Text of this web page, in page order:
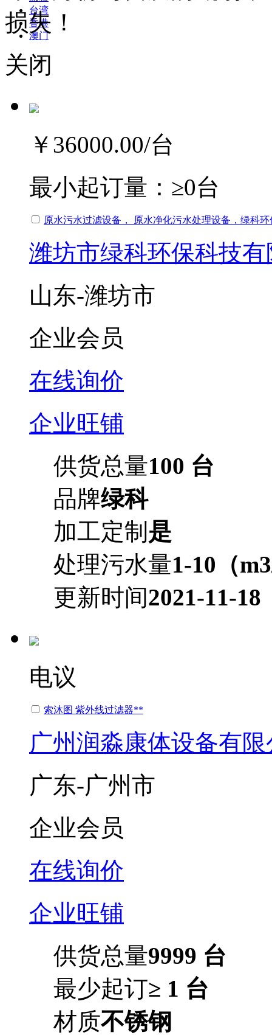
台湾
香港
澳门
损失！
关闭
￥36000.00/台
最小起订量： ≥0台
原水污水过滤设备， 原水净化污水处理设备，绿科
潍坊市绿科环保科技
山东-潍坊市
企业会员
在线询价
企业旺铺
供货总量100 台
品牌绿科
加工定制 是
处理污水量1-10（
更新时间2021-11-18
电议
索沐图 紫外线过滤器**
广州润淼康体设备有
广东-广州市
企业会员
在线询价
企业旺铺
供货总量9999 台
最少起订≥ 1 台
材质不锈钢